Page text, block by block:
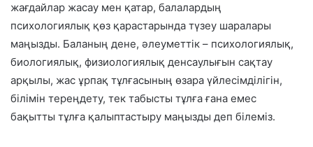
жағдайлар жасау мен қатар, балалардың
психологиялық қөз қарастарында түзеу шаралары
маңызды. Баланың дене, әлеуметтік – психологиялық,
биологиялық, физиологиялық денсаулығын сақтау
арқылы, жас ұрпақ тұлғасының өзара үйлесімділігін,
білімін тереңдету, тек табысты тұлға ғана емес
бақытты тұлға қалыптастыру маңызды деп білеміз.